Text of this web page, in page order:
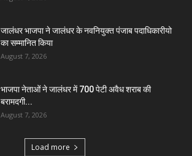
जालंधर भाजपा ने जालंधर के नवनियुक्त पंजाब पदाधिकारीयो
का सम्मानित किया
August 7, 2026
भाजपा नेताओं ने जालंधर में 700 पेटी अवैध शराब की
बरामदगी...
August 7, 2026
Load more